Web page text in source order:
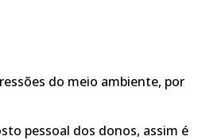
do meio ambiente, por
pessoal dos donos, assim é